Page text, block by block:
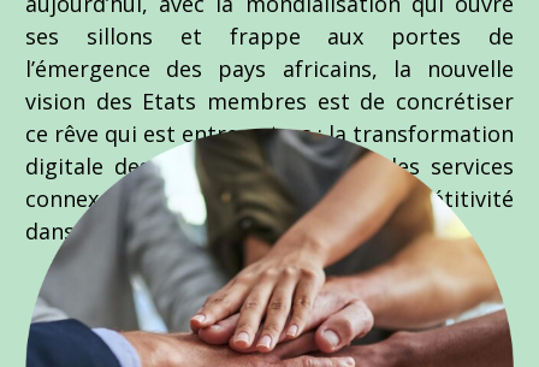
ses sillons et frappe aux portes de
l’émergence des pays africains, la nouvelle
vision des Etats membres est de concrétiser
ce rêve qui est entre autres : la transformation
digitale des Postes africaines et des services
connexes, afin d’accroitre leur compétitivité
dans le concert des Nations.